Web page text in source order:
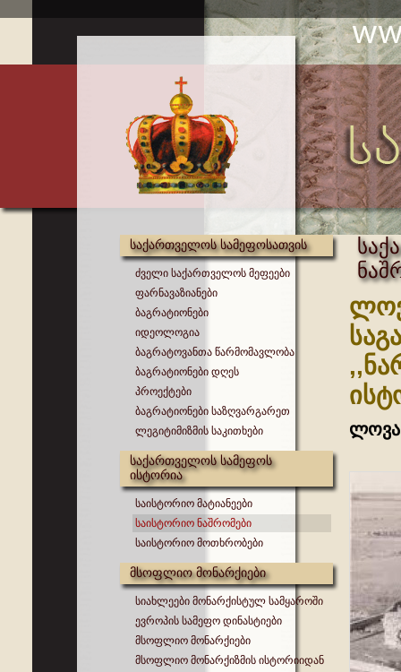
საქართველოს სამეფოსათვის
ძველი საქართველოს მეფეები
ფარნავაზიანები
ბაგრატიონები
იდეოლოგია
ბაგრატოვანთა წარმომავლობა
ბაგრატიონები დღეს
პროექტები
ბაგრატიონები საზღვარგარეთ
ლეგიტიმიზმის საკითხები
საქართველოს სამეფოს
ისტორია
საისტორიო მატიანეები
საისტორიო ნაშრომები
საისტორიო მოთხრობები
მსოფლიო მონარქიები
სიახლეები მონარქისტულ სამყაროში
ევროპის სამეფო დინასტიები
მსოფლიო მონარქიები
მსოფლიო მონარქიზმის ისტორიიდან